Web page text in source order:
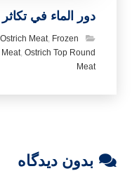
دور الماء في تكاثر
Meat, Frozen
, Ostrich Top Round
Meat
بدون دیدگاه